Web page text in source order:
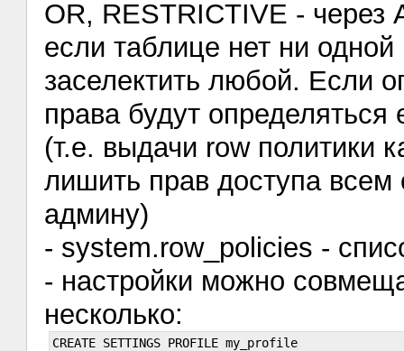
OR, RESTRICTIVE - через
если таблице нет ни
заселектить любой. Если
права будут определяться
(т.е. выдачи row политики
лишить прав доступа
админу)
- system.row_policies -
- настройки можно
несколько:
CREATE SETTINGS PROFILE my_profile